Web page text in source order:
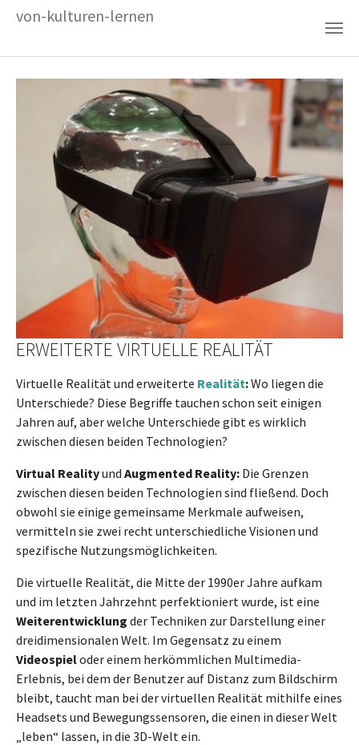
Zum Hauptinhalt springen
von-kulturen-lernen
ERWEITERTE VIRTUELLE REALITÄT
Virtuelle Realität und erweiterte Realität:Wo liegen die
Unterschiede? Diese Begriffe tauchen schon seit einigen
Jahren auf, aber welche Unterschiede gibt es wirklich
zwischen diesen beiden Technologien?
Virtual Realityund Augmented Reality: Die Grenzen
zwischen diesen beiden Technologien sind fließend. Doch
obwohl sie einige gemeinsame Merkmale aufweisen,
vermitteln sie zwei recht unterschiedliche Visionen und
spezifische Nutzungsmöglichkeiten.
Die virtuelle Realität, die Mitte der 1990er Jahre aufkam
und im letzten Jahrzehnt perfektioniert wurde, ist eine
Weiterentwicklung der Techniken zur Darstellung einer
dreidimensionalen Welt. Im Gegensatz zu einem
Videospieloder einem herkömmlichen Multimedia-
Erlebnis, bei dem der Benutzer auf Distanz zum Bildschirm
bleibt, taucht man bei der virtuellen Realität mithilfe eines
Headsets und Bewegungssensoren, die einen in dieser Welt
„leben“ lassen, in die 3D-Welt ein.